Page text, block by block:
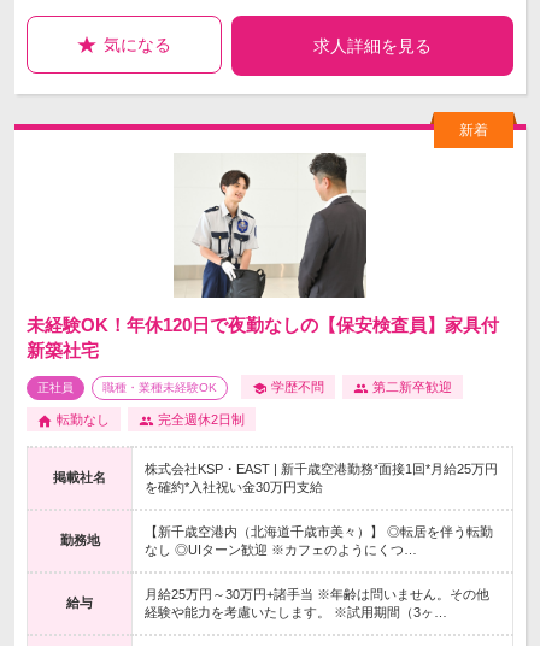
気になる 求人詳細を見る
未経験OK！年休120日で夜勤なしの【保安検査員】家具付
新築社宅
正社員 職種・業種未経験OK 学歴不問 第二新卒歓迎
転勤なし 完全週休2日制
掲載社名
株式会社KSP・EAST | 新千歳空港勤務*面接1回*月給25万円
を確約*入社祝い金30万円支給
勤務地
【新千歳空港内（北海道千歳市美々）】 ◎転居を伴う転勤
なし ◎UIターン歓迎 ※カフェのようにくつ…
給与
月給25万円～30万円+諸手当 ※年齢は問いません。その他
経験や能力を考慮いたします。 ※試用期間（3ヶ…